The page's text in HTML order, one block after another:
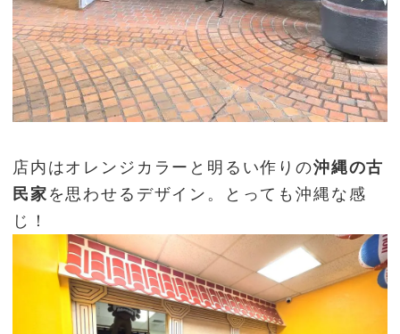
店内はオレンジカラーと明るい作りの沖縄の古
民家 を思わせるデザイン。とっても沖縄な感
じ！